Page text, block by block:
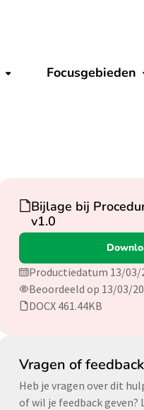
Submenu tonen
Focusgebieden
Download
Bijlage bij
v1.0
Productiedatum 13/03/
Beoordeeld op 13/03/
DOCX 461.44KB
Vragen of
Heb je vragen over dit
of wil je feedback geven?